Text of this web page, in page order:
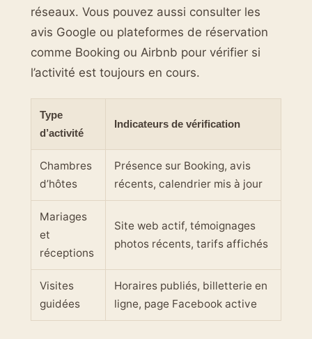
réseaux. Vous pouvez aussi consulter les
avis Google ou plateformes de réservation
comme Booking ou Airbnb pour vérifier si
l’activité est toujours en cours.
Type
d’activité
Indicateurs de vérification
Chambres
d’hôtes
Présence sur Booking, avis
récents, calendrier mis à jour
Mariages
et
réceptions
Site web actif, témoignages
photos récents, tarifs affichés
Visites
guidées
Horaires publiés, billetterie en
ligne, page Facebook active